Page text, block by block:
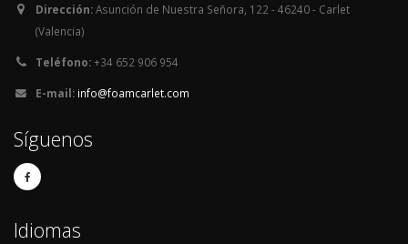
Dirección:Asunción de Nuestra Señora, 122 - 46240 - Carlet
(Valencia)
Teléfono:+34 652 906 954
E-mail: info@foamcarlet.com
Síguenos
Idiomas